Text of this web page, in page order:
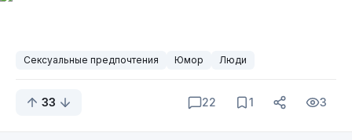
Сексуальные предпочтения Юмор Люди
33 22 1 3